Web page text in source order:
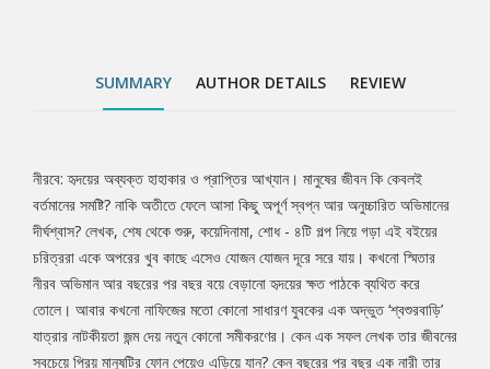
ভাবাবে সম্পর্ক, সময় এবং মানুষের বিচিত্র মনস্তত্ত্ব নিয়ে।
SUMMARY AUTHOR DETAILS REVIEW
Tab
Article
নীরবে: হৃদয়ের অব্যক্ত হাহাকার ও প্রাপ্তির আখ্যান। মানুষের জীবন কি কেবলই
বর্তমানের সমষ্টি? নাকি অতীতে ফেলে আসা কিছু অপূর্ণ স্বপ্ন আর অনুচ্চারিত অভিমানের
দীর্ঘশ্বাস? লেখক, শেষ থেকে শুরু, কয়েদিনামা, শোধ - ৪টি গল্প নিয়ে গড়া এই বইয়ের
চরিত্ররা একে অপরের খুব কাছে এসেও যোজন যোজন দূরে সরে যায়। কখনো স্মিতার
নীরব অভিমান আর বছরের পর বছর বয়ে বেড়ানো হৃদয়ের ক্ষত পাঠকে ব্যথিত করে
তোলে। আবার কখনো নাফিজের মতো কোনো সাধারণ যুবকের এক অদ্ভুত ‘শ্বশুরবাড়ি’
যাত্রার নাটকীয়তা জন্ম দেয় নতুন কোনো সমীকরণের। কেন এক সফল লেখক তার জীবনের
সবচেয়ে প্রিয় মানুষটির ফোন পেয়েও এড়িয়ে যান? কেন বছরের পর বছর এক নারী তার